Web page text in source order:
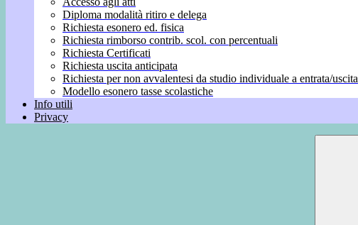
Diploma modalità ritiro e delega
Richiesta esonero ed. fisica
Richiesta rimborso contrib. scol. con percentuali
Richiesta Certificati
Richiesta uscita anticipata
Richiesta per non avvalentesi da studio individuale a entrata/uscita
Modello esonero tasse scolastiche
Info utili
Privacy